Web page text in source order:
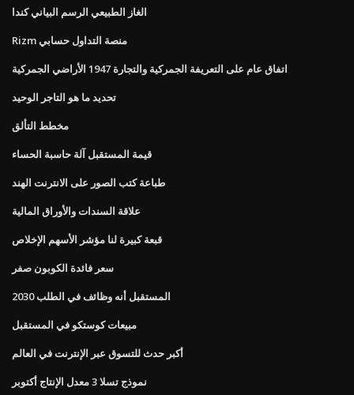
الغاز الطبيعي الرسم البياني كندا
Rizm منصة التداول حسابي
اتفاق عام على التعريفة الجمركية والتجارة 1947 الأراضي الجمركية
تحديد ما هو التاجر الوحيد
مخطط التألق
قيمة المستقبل آلة حاسبة الحساء
طباعة كتب الصور على الانترنت الهند
علاقة السندات والأوراق المالية
قبعة كبيرة لنا مؤشر الأسهم الإخلاص
سعر فائدة الكوبون صفر
المستقبل أنه وظائف في الطلب 2030
مبيعات كوستكو في المستقبل
أكبر حدث للتسوق عبر الإنترنت في العالم
نموذج تسلا 3 معدل الإنتاج أكتوبر